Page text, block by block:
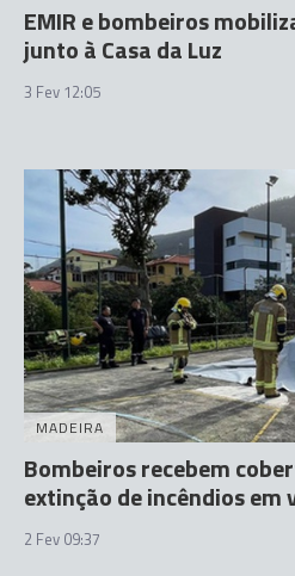
EMIR e bombeiros
junto à Casa da Luz
3 Fev 12:05
MADEIRA
Bombeiros recebem
extinção de incêndios em
2 Fev 09:37